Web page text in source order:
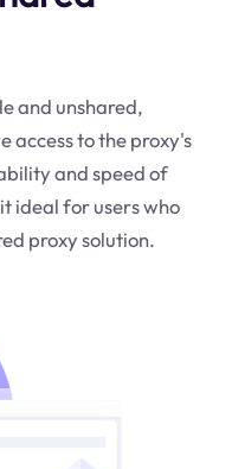
and unshared,
access to the proxy's
and speed of
ideal for users who
proxy solution.